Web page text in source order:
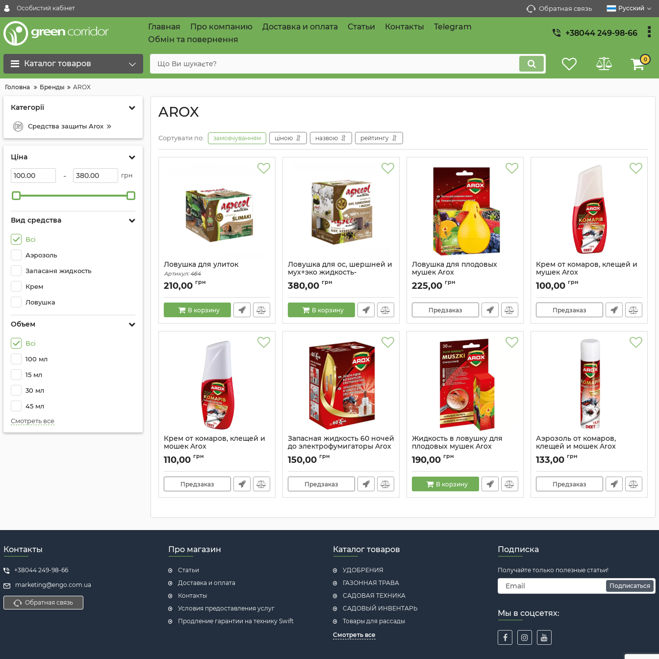
Особистий кабінет Обратная связь Русский
Главная Про компанию Доставка и оплата Статьи Контакты
Telegram
Обмін та повернення
+38044 249-98-66
Каталог товаров 0
Головна Бренды AROX
Категорії
Средства защиты Arox
Ціна
- грн
Вид средства
Всі
Аэрозоль
Запасаня жидкость
Крем
Ловушка
Объем
Всі
100 мл
15 мл
30 мл
45 мл
Смотреть все
AROX
Сортувати по: замовчуванням ціною назвою рейтингу
Ловушка для улиток
Артикул:464
210,00 грн
В корзину
Ловушка для ос, шершней и
мух+эко жидкость-
аттрактант
Артикул:55465
380,00 грн
В корзину
Ловушка для плодовых
мушек Arox
Артикул:30876
225,00 грн
Предзаказ
Крем от комаров, клещей и
мушек Arox
Артикул:30969
100,00 грн
Предзаказ
Крем от комаров, клещей и
мошек Arox
Артикул: 30968
110,00 грн
Предзаказ
Запасная жидкость 60 ночей
до электрофумигаторы Arox
Артикул:30949
150,00 грн
Предзаказ
Жидкость в ловушку для
плодовых мушек Arox
Артикул:868
190,00 грн
В корзину
Аэрозоль от комаров,
клещей и мошек Arox
Артикул:30970
133,00 грн
Предзаказ
Контакты
+38044 249-98-66
marketing@engo.com.ua
Обратная связь
Про магазин
Статьи
Доставка и оплата
Контакты
Условия предоставления услуг
Продление гарантии на технику Swift
Каталог товаров
УДОБРЕНИЯ
ГАЗОННАЯ ТРАВА
САДОВАЯ ТЕХНИКА
САДОВЫЙ ИНВЕНТАРЬ
Товары для рассады
Смотреть все
Подписка
Получайте только полезные статьи!
Подписаться
Мы в соцсетях: